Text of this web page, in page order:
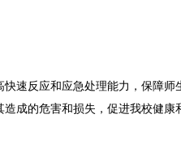
速反应和应急处理能力，保障师
成的危害和损失，促进我校健康